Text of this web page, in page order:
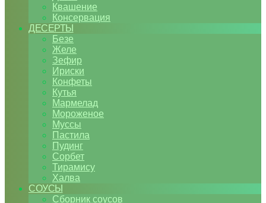
Квашение
Консервация
ДЕСЕРТЫ
Безе
Желе
Зефир
Ириски
Конфеты
Кутья
Мармелад
Мороженое
Муссы
Пастила
Пудинг
Сорбет
Тирамису
Халва
СОУСЫ
Сборник соусов